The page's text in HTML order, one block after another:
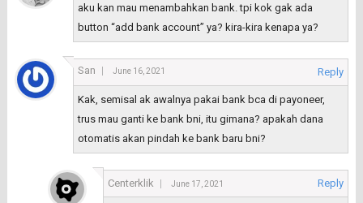
aku kan mau menambahkan bank. tpi kok gak ada
button “add bank account” ya? kira-kira kenapa ya?
San June 16, 2021 Reply
Kak, semisal ak awalnya pakai bank bca di payoneer,
trus mau ganti ke bank bni, itu gimana? apakah dana
otomatis akan pindah ke bank baru bni?
Centerklik June 17, 2021 Reply